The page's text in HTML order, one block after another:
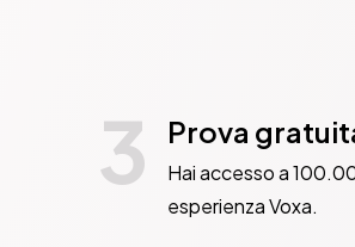
3 Prova
Hai accesso a
esperienza Voxa.